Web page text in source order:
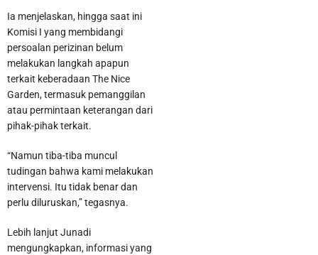
Bandara Soekarno Hatta Jadi Bandara Tersibuk Kedua di Asia
Ia menjelaskan, hingga saat ini
Komisi I yang membidangi
persoalan perizinan belum
melakukan langkah apapun
terkait keberadaan The Nice
Garden, termasuk pemanggilan
atau permintaan keterangan dari
pihak-pihak terkait.
“Namun tiba-tiba muncul
tudingan bahwa kami melakukan
intervensi. Itu tidak benar dan
perlu diluruskan,” tegasnya.
Lebih lanjut Junadi
mengungkapkan, informasi yang